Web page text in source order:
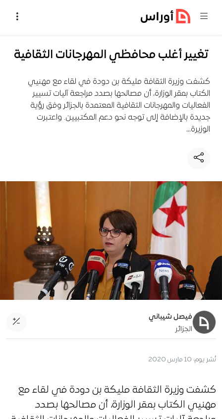
تغيير أغلب محافظي المهرجانات الثقافية
كشفت وزيرة الثقافة مليكة بن دودة في لقاء مع مهنيي
الكتاب بمقر الوزارة، أن مصالحها بصدد مراجعة آليات تسيير
الفعاليات والمهرجانات الثقافية المعتمدة بالجزائر وفق رؤية
جديدة بالإضافة إلى توجه نحو دعم المكتبيين. واعتبرت
الوزيرة…
فيصل شيباني
الجزائر
نُشر يوم: 10 مارس 2020
كشفت وزيرة الثقافة مليكة بن دودة في لقاء مع
مهنيي الكتاب بمقر الوزارة، أن مصالحها بصدد